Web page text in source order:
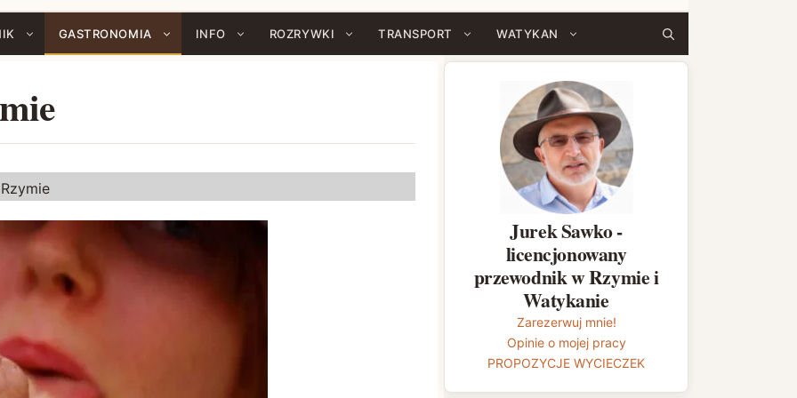
GASTRONOMIA INFO ROZRYWKI TRANSPORT WATYKAN
Jurek Sawko -
licencjonowany
przewodnik w Rzymie i
Watykanie
Zarezerwuj mnie!
Opinie o mojej pracy
PROPOZYCJE WYCIECZEK